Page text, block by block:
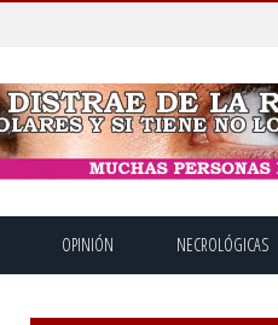
OPINIÓN NECROLÓGICAS